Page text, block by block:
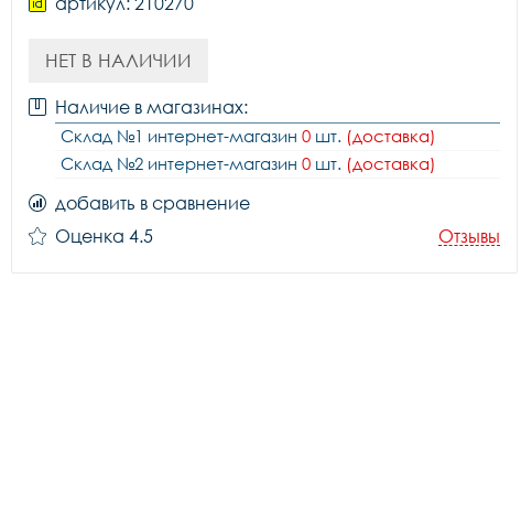
НЕТ В НАЛИЧИИ
Наличие в магазинах:
Склад №1 интернет-магазин 0 шт. (доставка)
Склад №2 интернет-магазин 0 шт. (доставка)
добавить в сравнение
Оценка 4.5
Отзывы